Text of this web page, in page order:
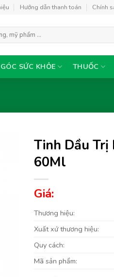
Hướng dẫn thanh toán Chính
GÓC SỨC KHỎE THUỐC
Tinh Dầu Trị
60Ml
Giá:
Thương hiệu:
Xuất xứ thương hiệu:
Quy cách:
Mã sản phẩm: